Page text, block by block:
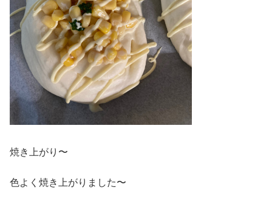
焼き上がり〜
色よく焼き上がりました〜